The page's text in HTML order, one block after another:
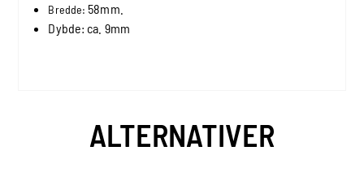
Bredde: 58mm.
Dybde: ca. 9mm
ALTERNATIVER